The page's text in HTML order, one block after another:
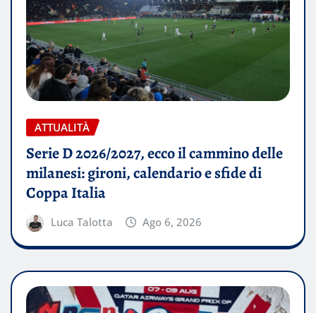
ATTUALITÀ
Serie D 2026/2027, ecco il cammino delle
milanesi: gironi, calendario e sfide di
Coppa Italia
Luca Talotta Ago 6, 2026